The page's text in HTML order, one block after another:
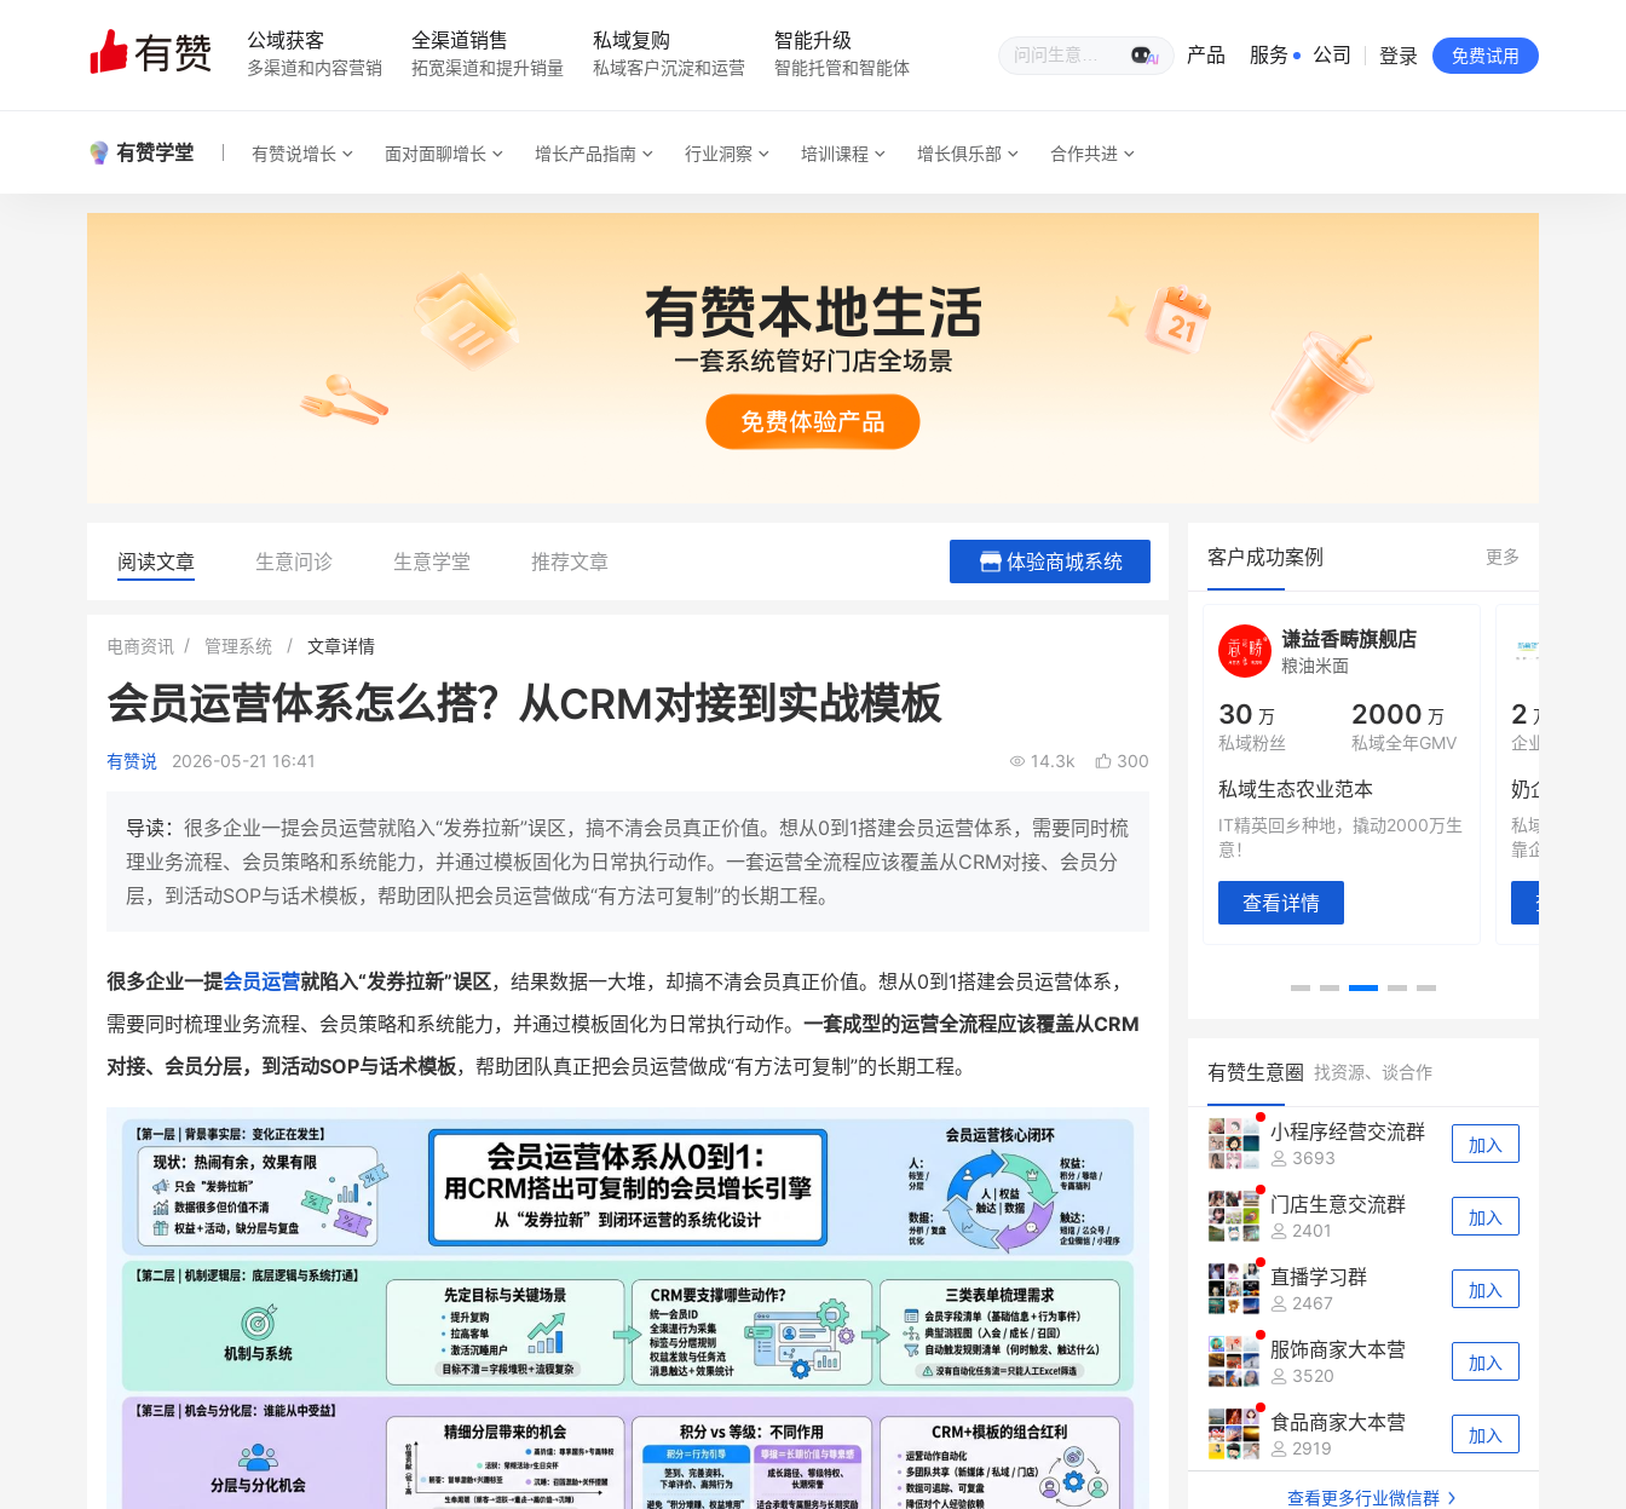
公域获客
多渠道和内容营销
全渠道销售
拓宽渠道和提升销量
私域复购
私域客户沉淀和运营
智能升级
智能托管和智能体
生意专家
产品 服务 公司
有赞公益
站点地图
登录 免费试用
有赞学堂 有赞说增长 面对面聊增长 增长产品指南 行业洞察 培训课程 增长俱乐部 合作共进
阅读文章 生意问诊 生意学堂 推荐文章 体验商城系统
电商资讯 管理系统 文章详情
会员运营体系怎么搭？从CRM对接到实战模板
有赞说 2026-05-21 16:41 14.3k 300
导读： 很多企业一提会员运营就陷入“发券拉新”误区，搞不清会员真正价值。想从0到1搭建会员运营体系，需要同时梳
理业务流程、会员策略和系统能力，并通过模板固化为日常执行动作。一套运营全流程应该覆盖从CRM对接、会员分
层，到活动SOP与话术模板，帮助团队把会员运营做成“有方法可复制”的长期工程。
很多企业一提会员运营就陷入“发券拉新”误区，结果数据一大堆，却搞不清会员真正价值。想从0到1搭建会员运营体系，
需要同时梳理业务流程、会员策略和系统能力，并通过模板固化为日常执行动作。 一套成型的运营全流程应该覆盖从CRM
对接、会员分层，到活动SOP与话术模板，帮助团队真正把会员运营做成“有方法可复制”的长期工程。
客户成功案例 更多
白帝牛奶旗舰店
900 万
私域样本打法！新希望白帝乳业
靠企业微信实现销售额翻 8 倍！
查看详情
80% +
7900 万
三只松鼠旗下的网红婴儿辅食品
牌，22天便拿下类目第一
查看详情
母婴
有货源没流量？母婴馆如何破局
他只用7年做到平台销冠，转战私
域如何破局？
200
这家女装连锁如何借有赞破局新
零售？
谦益香畴旗舰店
粮油米面
30 万
私域粉丝
2000 万
私域全年GMV
私域生态农业范本
IT精英回乡种地，撬动2000万生
意！
查看详情
2 万人
奶企靠企业
私域样本打法
靠企业微信实
查看详情
有赞生意圈 找资源、谈合作
小程序经营交流群
3693
加入
门店生意交流群
2401
加入
直播学习群
2467
加入
服饰商家大本营
3520
加入
食品商家大本营
2919
加入
查看更多行业微信群